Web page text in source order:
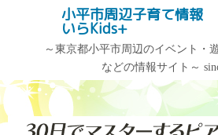
ツ
へ
記事検索
記事カテゴリー
記
小平市周辺子育て
いらKids+
～東京都小平市周辺のイベント・
などの情報サイト～